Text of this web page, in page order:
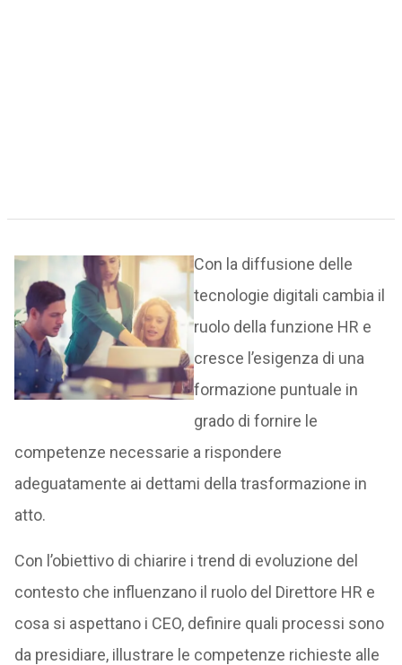
Con la diffusione delle
tecnologie digitali cambia il
ruolo della funzione HR e
cresce l’esigenza di una
formazione puntuale in
grado di fornire le
competenze necessarie a rispondere
adeguatamente ai dettami della trasformazione in
atto.
Con l’obiettivo di chiarire i trend di evoluzione del
contesto che influenzano il ruolo del Direttore HR e
cosa si aspettano i CEO, definire quali processi sono
da presidiare, illustrare le competenze richieste alle